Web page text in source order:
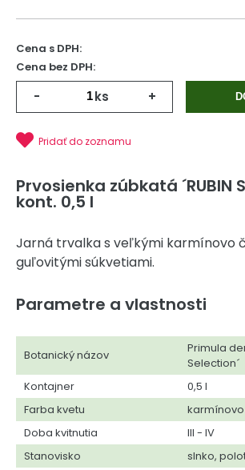
Cena s DPH:
Cena bez DPH:
- ks +
Pridať do zoznamu
Prvosienka zúbkatá ´RUBIN
kont. 0,5 l
Jarná trvalka s veľkými karmínovo
guľovitými súkvetiami.
Parametre a vlastnosti
Botanický názov
Primula
Selection´
Kontajner
0,5 l
Farba kvetu
Doba kvitnutia
III - IV
Stanovisko
slnko,